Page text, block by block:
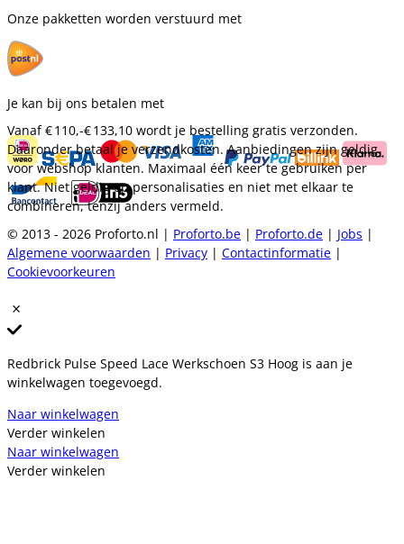
Onze pakketten worden verstuurd met
Je kan bij ons betalen met
Vanaf€ 110,-€ 133,10 wordt je bestelling gratis verzonden.
Daaronder betaal je verzendkosten. Aanbiedingen zijn geldig
voor webshop klanten. Maximaal één keer te gebruiken per
klant. Niet geldig op personalisaties en niet met elkaar te
combineren, tenzij anders vermeld.
© 2013 - 2026 Proforto.nl | Proforto.be | Proforto.de | Jobs |
Algemene voorwaarden | Privacy | Contactinformatie |
Cookievoorkeuren
Redbrick Pulse Speed Lace Werkschoen S3 Hoog is aan je
winkelwagen toegevoegd.
Naar winkelwagen
Verder winkelen
Naar winkelwagen
Verder winkelen